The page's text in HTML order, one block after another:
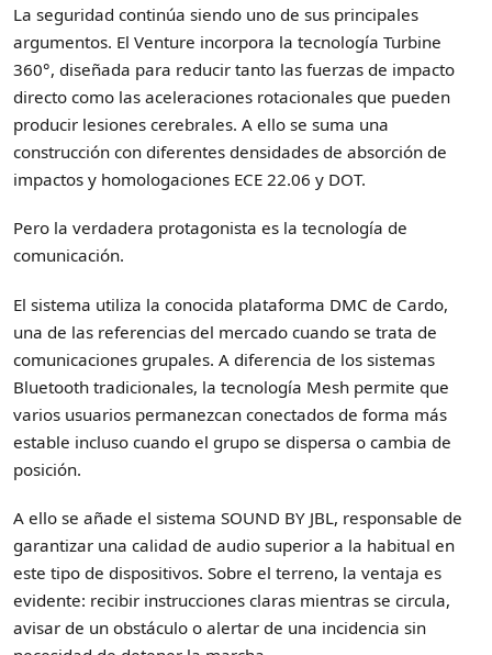
La seguridad continúa siendo uno de sus principales
argumentos. El Venture incorpora la tecnología Turbine
360°, diseñada para reducir tanto las fuerzas de impacto
directo como las aceleraciones rotacionales que pueden
producir lesiones cerebrales. A ello se suma una
construcción con diferentes densidades de absorción de
impactos y homologaciones ECE 22.06 y DOT.
Pero la verdadera protagonista es la tecnología de
comunicación.
El sistema utiliza la conocida plataforma DMC de Cardo,
una de las referencias del mercado cuando se trata de
comunicaciones grupales. A diferencia de los sistemas
Bluetooth tradicionales, la tecnología Mesh permite que
varios usuarios permanezcan conectados de forma más
estable incluso cuando el grupo se dispersa o cambia de
posición.
A ello se añade el sistema SOUND BY JBL, responsable de
garantizar una calidad de audio superior a la habitual en
este tipo de dispositivos. Sobre el terreno, la ventaja es
evidente: recibir instrucciones claras mientras se circula,
avisar de un obstáculo o alertar de una incidencia sin